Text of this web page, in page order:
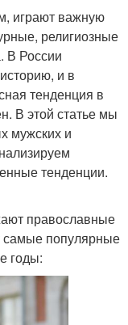
играют важную
религиозные
В России
и в
тенденция в
В этой статье мы
мужских и
тенденции.
православные
самые популярные
годы: